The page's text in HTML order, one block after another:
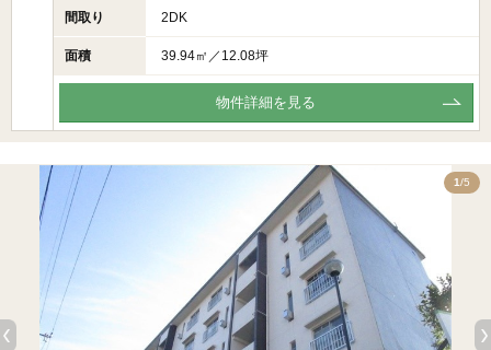
間取り 2DK
面積 39.94㎡／12.08坪
物件詳細を見る
1/5